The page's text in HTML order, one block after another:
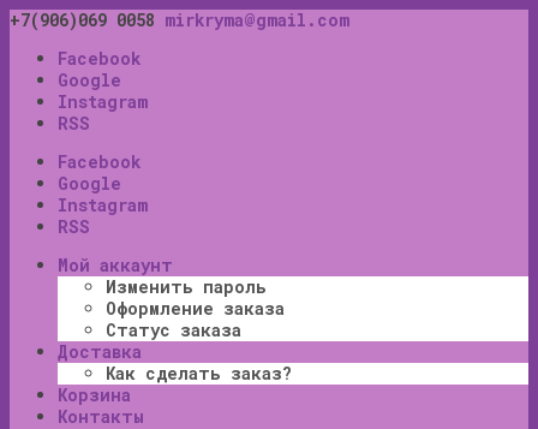
+7(906)069 0058 mirkryma@gmail.com
Facebook
Google
Instagram
RSS
Facebook
Google
Instagram
RSS
Мой аккаунт
Изменить пароль
Оформление заказа
Статус заказа
Доставка
Как сделать заказ?
Корзина
Контакты